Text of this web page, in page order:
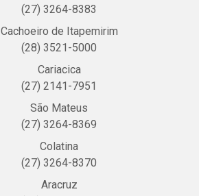
(27) 3264-8383
Cachoeiro de Itapemirim
(28) 3521-5000
Cariacica
(27) 2141-7951
São Mateus
(27) 3264-8369
Colatina
(27) 3264-8370
Aracruz